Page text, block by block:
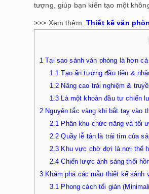
tượng, giúp bạn kiến tạo một
>>> Xem thêm: Thiết kế văn
1 Tại sao sảnh văn phòng là hơn
1.1 Tạo ấn tượng đầu tiên &
1.2 Nâng cao trải nghiệm &
1.3 Là một khoản đầu tư chiến
2 Nguyên tắc vàng khi bắt tay vào
2.1 Phân khu chức năng và tối
2.2 Quầy lễ tân là trái tim của
2.3 Khu vực chờ đợi là nơi thể
2.4 Chiến lược ánh sáng thổi
3 Khám phá các mẫu thiết kế sảnh
3.1 Phong cách tối giản